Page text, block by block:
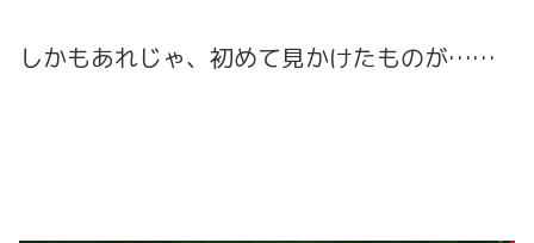
しかもあれじゃ、初めて見かけたものが……